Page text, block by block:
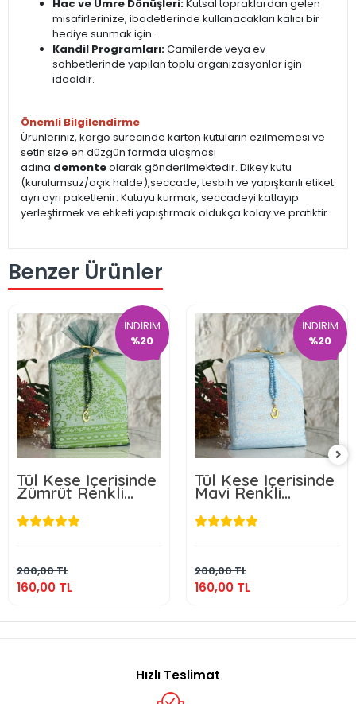
Hac ve Umre Dönüşleri:Kutsal topraklardan gelen
misafirlerinize, ibadetlerinde kullanacakları kalıcı bir
hediye sunmak için.
Kandil Programları:Camilerde veya ev
sohbetlerinde yapılan toplu organizasyonlar için
idealdir.
Önemli Bilgilendirme
Ürünleriniz, kargo sürecinde karton kutuların ezilmemesi ve
setin size en düzgün formda ulaşması
adına demonteolarak gönderilmektedir. Dikey kutu
(kurulumsuz/açık halde),seccade, tesbih ve yapışkanlı etiket
ayrı ayrı paketlenir. Kutuyu kurmak, seccadeyi katlayıp
yerleştirmek ve etiketi yapıştırmak oldukça kolay ve pratiktir.
Benzer Ürünler
İNDİRİM
%20
Tül Kese İçerisinde
Zümrüt Renkli
Seccade ve Tesbih
200,00 TL
160,00 TL
160,00 TL
İNDİRİM
%20
Tül Kese İçerisinde
Mavi Renkli
Seccade ve Tesbih
200,00 TL
160,00 TL
160,00 TL
Hızlı Teslimat